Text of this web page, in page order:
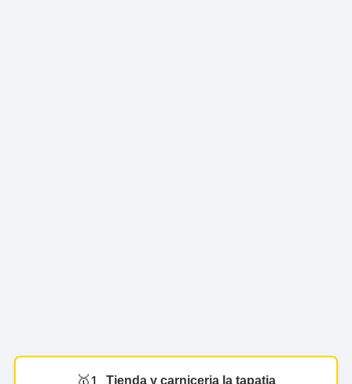
1. Tienda y carniceria la tapatia